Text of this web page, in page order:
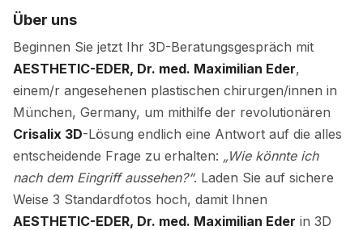
Über uns
Beginnen Sie jetzt Ihr 3D-Beratungsgespräch mit
AESTHETIC-EDER, Dr. med. Maximilian Eder,
einem/r angesehenen plastischen chirurgen/innen in
München, Germany, um mithilfe der revolutionären
Crisalix 3D-Lösung endlich eine Antwort auf die alles
entscheidende Frage zu erhalten: „Wie könnte ich
nach dem Eingriff aussehen?“. Laden Sie auf sichere
Weise 3 Standardfotos hoch, damit Ihnen
AESTHETIC-EDER, Dr. med. Maximilian Eder in 3D